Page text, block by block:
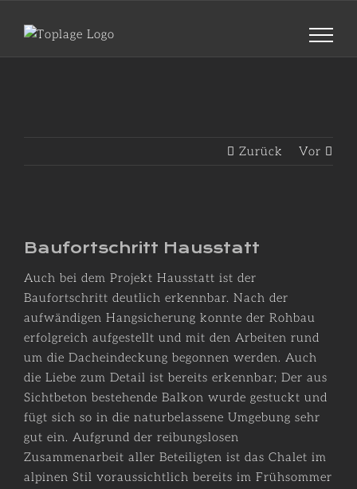
Inhalt
Zurück Vor
grösseres
Baufortschritt Hausstatt
Auch bei dem Projekt Hausstatt ist der
Baufortschritt deutlich erkennbar. Nach der
aufwändigen Hangsicherung konnte der Rohbau
erfolgreich aufgestellt und mit den Arbeiten rund
um die Dacheindeckung begonnen werden. Auch
die Liebe zum Detail ist bereits erkennbar; Der aus
Sichtbeton bestehende Balkon wurde gestuckt und
fügt sich so in die naturbelassene Umgebung sehr
gut ein. Aufgrund der reibungslosen
Zusammenarbeit aller Beteiligten ist das Chalet im
alpinen Stil voraussichtlich bereits im Frühsommer